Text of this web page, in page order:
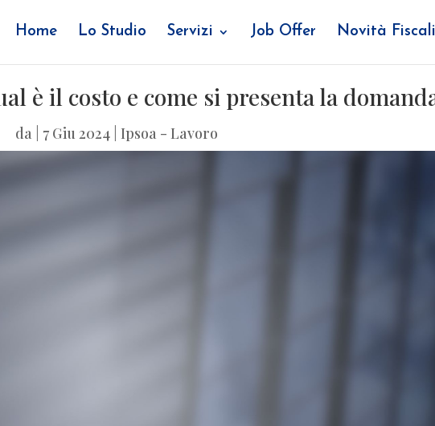
Home Lo Studio Servizi Job Offer Novità Fiscali
è il costo e come si presenta la
da 7 Giu 2024 Ipsoa - Lavoro